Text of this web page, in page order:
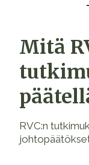
Mitä
RVC:n